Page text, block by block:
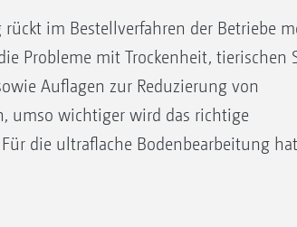
rückt im Bestellverfahren der Betriebe
Probleme mit Trockenheit, tierischen
Auflagen zur Reduzierung von
umso wichtiger wird das richtige
die ultraflache Bodenbearbeitung
ultraflach und damit